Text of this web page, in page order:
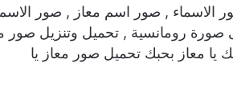
الاسماء , صور اسم معاز , صور
رومانسية , تحميل وتنزيل صور
يا معاز بحبك تحميل صور معاز يا